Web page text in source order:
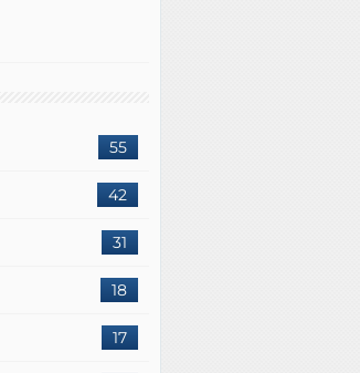
55
42
31
18
17